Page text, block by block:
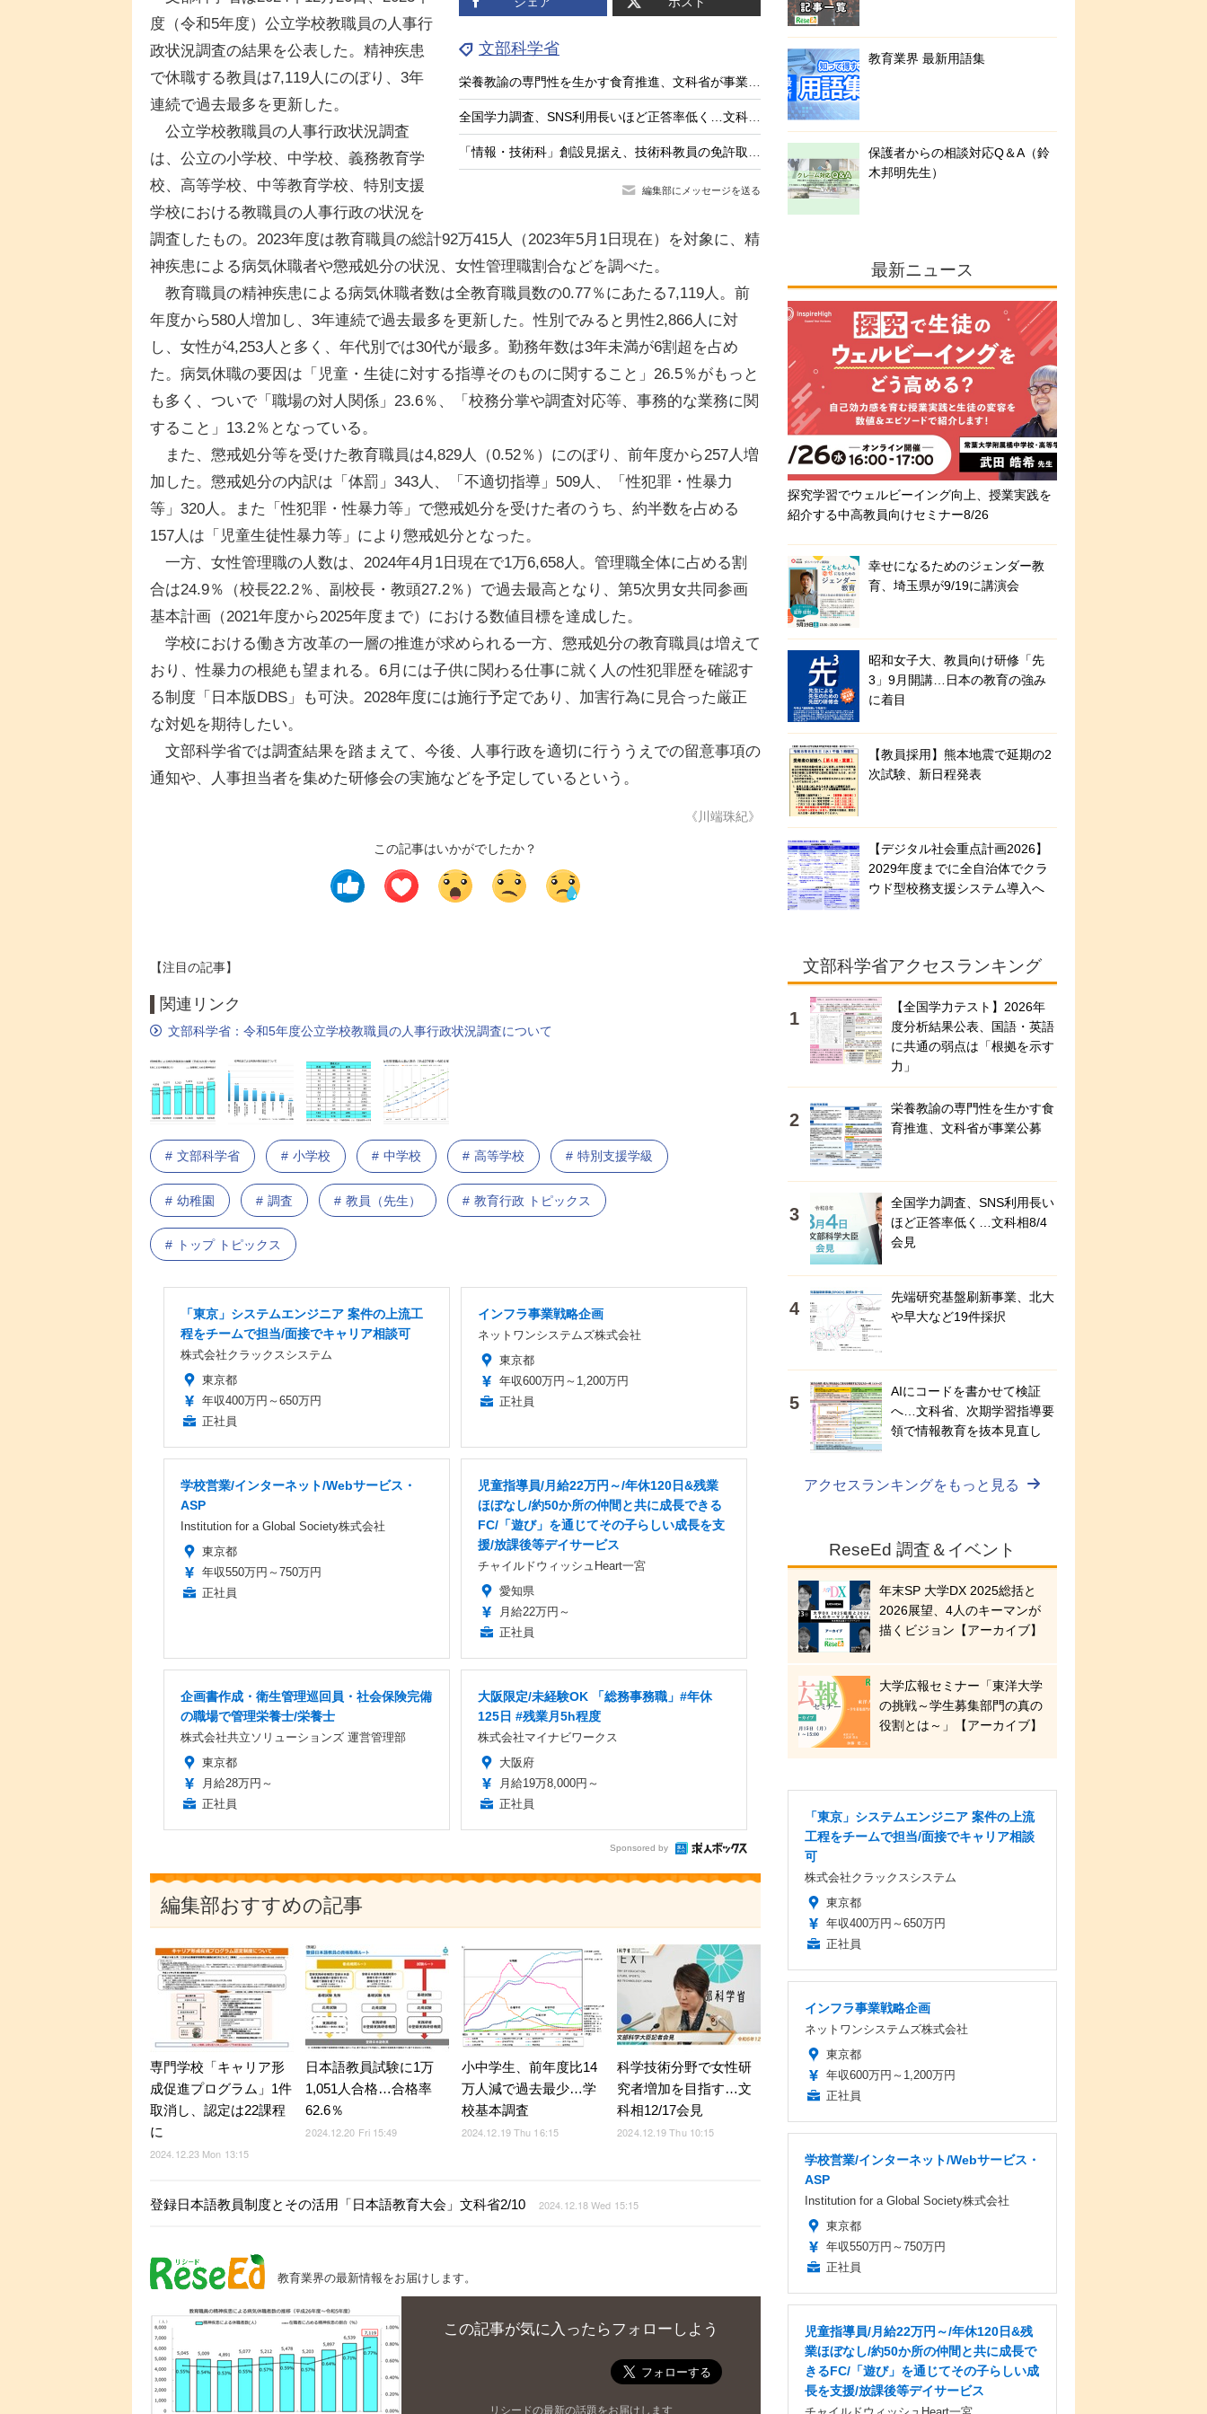
文部科学省
栄養教諭の専門性を生かす食育推進、文科省が事業公募
全国学力調査、SNS利用長いほど正答率低く…文科相8/4会見
「情報・技術科」創設見据え、技術科教員の免許取得講座を全国実施…兵庫教育大
編集部にメッセージを送る
度（令和5年度）公立学校教職員の人事行
政状況調査の結果を公表した。精神疾患
で休職する教員は7,119人にのぼり、3年
連続で過去最多を更新した。
公立学校教職員の人事行政状況調査
は、公立の小学校、中学校、義務教育学
校、高等学校、中等教育学校、特別支援
学校における教職員の人事行政の状況を
調査したもの。2023年度は教育職員の総計92万415人（2023年5月1日現在）を対象に、精
神疾患による病気休職者や懲戒処分の状況、女性管理職割合などを調べた。
教育職員の精神疾患による病気休職者数は全教育職員数の0.77％にあたる7,119人。前
年度から580人増加し、3年連続で過去最多を更新した。性別でみると男性2,866人に対
し、女性が4,253人と多く、年代別では30代が最多。勤務年数は3年未満が6割超を占め
た。病気休職の要因は「児童・生徒に対する指導そのものに関すること」26.5％がもっと
も多く、ついで「職場の対人関係」23.6％、「校務分掌や調査対応等、事務的な業務に関
すること」13.2％となっている。
また、懲戒処分等を受けた教育職員は4,829人（0.52％）にのぼり、前年度から257人増
加した。懲戒処分の内訳は「体罰」343人、「不適切指導」509人、「性犯罪・性暴力
等」320人。また「性犯罪・性暴力等」で懲戒処分を受けた者のうち、約半数を占める
157人は「児童生徒性暴力等」により懲戒処分となった。
一方、女性管理職の人数は、2024年4月1日現在で1万6,658人。管理職全体に占める割
合は24.9％（校長22.2％、副校長・教頭27.2％）で過去最高となり、第5次男女共同参画
基本計画（2021年度から2025年度まで）における数値目標を達成した。
学校における働き方改革の一層の推進が求められる一方、懲戒処分の教育職員は増えて
おり、性暴力の根絶も望まれる。6月には子供に関わる仕事に就く人の性犯罪歴を確認す
る制度「日本版DBS」も可決。2028年度には施行予定であり、加害行為に見合った厳正
な対処を期待したい。
文部科学省では調査結果を踏まえて、今後、人事行政を適切に行ううえでの留意事項の
通知や、人事担当者を集めた研修会の実施などを予定しているという。
《川端珠紀》
この記事はいかがでしたか？
【注目の記事】
関連リンク
文部科学省：令和5年度公立学校教職員の人事行政状況調査について
文部科学省 小学校 中学校 高等学校 特別支援学級
幼稚園 調査 教員（先生） 教育行政 トピックス
トップ トピックス
「東京」システムエンジニア 案件の上流工
程をチームで担当/面接でキャリア相談可
株式会社クラックスシステム
東京都
年収400万円～650万円
正社員
インフラ事業戦略企画
ネットワンシステムズ株式会社
東京都
年収600万円～1,200万円
正社員
学校営業/インターネット/Webサービス・
ASP
Institution for a Global Society株式会社
東京都
年収550万円～750万円
正社員
児童指導員/月給22万円～/年休120日&残業
ほぼなし/約50か所の仲間と共に成長できる
FC/「遊び」を通じてその子らしい成長を支
援/放課後等デイサービス
チャイルドウィッシュHeart一宮
愛知県
月給22万円～
正社員
企画書作成・衛生管理巡回員・社会保険完備
の職場で管理栄養士/栄養士
株式会社共立ソリューションズ 運営管理部
東京都
月給28万円～
正社員
大阪限定/未経験OK 「総務事務職」#年休
125日 #残業月5h程度
株式会社マイナビワークス
大阪府
月給19万8,000円～
正社員
Sponsored by
編集部おすすめの記事
専門学校「キャリア形
成促進プログラム」1件
取消し、認定は22課程
に
2024.12.23 Mon 13:15
日本語教員試験に1万
1,051人合格…合格率
62.6％
2024.12.20 Fri 15:49
小中学生、前年度比14
万人減で過去最少…学
校基本調査
2024.12.19 Thu 16:15
科学技術分野で女性研
究者増加を目指す…文
科相12/17会見
2024.12.19 Thu 10:15
登録日本語教員制度とその活用「日本語教育大会」文科省2/10 2024.12.18 Wed 15:15
教育業界の最新情報をお届けします。
この記事が気に入ったらフォローしよう
リシードの最新の話題をお届けします
教育業界 最新用語集
保護者からの相談対応Q＆A（鈴
木邦明先生）
最新ニュース
探究学習でウェルビーイング向上、授業実践を
紹介する中高教員向けセミナー8/26
幸せになるためのジェンダー教
育、埼玉県が9/19に講演会
昭和女子大、教員向け研修「先
3」9月開講…日本の教育の強み
に着目
【教員採用】熊本地震で延期の2
次試験、新日程発表
【デジタル社会重点計画2026】
2029年度までに全自治体でクラ
ウド型校務支援システム導入へ
文部科学省アクセスランキング
【全国学力テスト】2026年
度分析結果公表、国語・英語
に共通の弱点は「根拠を示す
力」
栄養教諭の専門性を生かす食
育推進、文科省が事業公募
全国学力調査、SNS利用長い
ほど正答率低く…文科相8/4
会見
先端研究基盤刷新事業、北大
や早大など19件採択
AIにコードを書かせて検証
へ…文科省、次期学習指導要
領で情報教育を抜本見直し
アクセスランキングをもっと見る
ReseEd 調査＆イベント
年末SP 大学DX 2025総括と
2026展望、4人のキーマンが
描くビジョン【アーカイブ】
大学広報セミナー「東洋大学
の挑戦～学生募集部門の真の
役割とは～」【アーカイブ】
「東京」システムエンジニア 案件の上流
工程をチームで担当/面接でキャリア相談
可
株式会社クラックスシステム
東京都
年収400万円～650万円
正社員
インフラ事業戦略企画
ネットワンシステムズ株式会社
東京都
年収600万円～1,200万円
正社員
学校営業/インターネット/Webサービス・
ASP
Institution for a Global Society株式会社
東京都
年収550万円～750万円
正社員
児童指導員/月給22万円～/年休120日&残
業ほぼなし/約50か所の仲間と共に成長で
きるFC/「遊び」を通じてその子らしい成
長を支援/放課後等デイサービス